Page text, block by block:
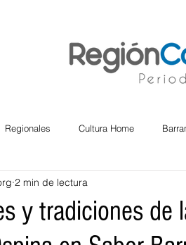
Regionales Cultura Home
Cesar
Mayores Economía
y tradiciones de
2 min de lectura